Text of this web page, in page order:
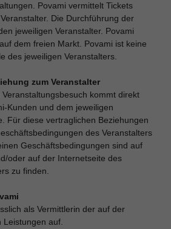
Povami vermittelt Tickets
Die Durchführung der
jeweiligen Veranstalter. Povami
dem freien Markt. Povami ist keine
des jeweiligen Veranstalters.
zum Veranstalter
kommt direkt
Kunden und dem jeweiligen
Für diese vertraglichen Beziehungen
des Veranstalters
Geschäftsbedingungen sind auf
oder auf der Internetseite des
zu finden.
als Vermittlerin der auf der
auf.